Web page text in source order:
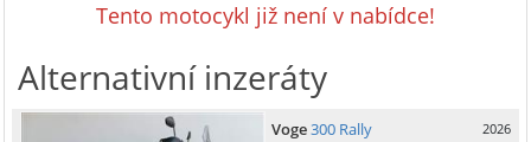
Tento motocykl již není v nabídce!
Alternativní inzeráty
Voge300 Rally
2026